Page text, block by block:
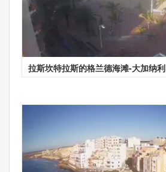
拉斯坎特拉斯的格兰德海滩-大加纳利